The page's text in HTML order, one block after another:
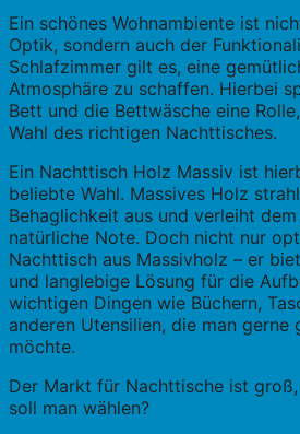
Ein schönes Wohnambiente ist
Optik, sondern auch der
Schlafzimmer gilt es, eine
Atmosphäre zu schaffen. Hierbei
Bett und die Bettwäsche eine
Wahl des richtigen Nachttisches.
Ein Nachttisch Holz Massiv ist
beliebte Wahl. Massives Holz
Behaglichkeit aus und verleiht
natürliche Note. Doch nicht nur
Nachttisch aus Massivholz – er
und langlebige Lösung für die
wichtigen Dingen wie Büchern,
anderen Utensilien, die man gerne
möchte.
Der Markt für Nachttische ist
soll man wählen?